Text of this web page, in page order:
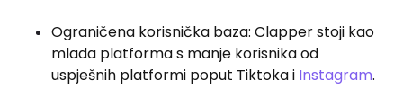
Ograničena korisnička baza: Clapper stoji kao
mlada platforma s manje korisnika od
uspješnih platformi poput Tiktoka i Instagram.